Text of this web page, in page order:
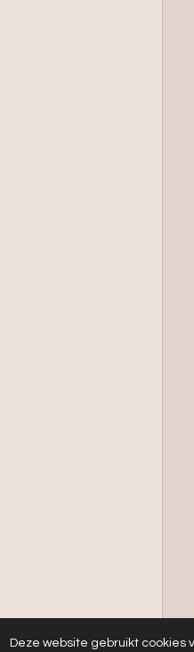
Deze website gebruikt